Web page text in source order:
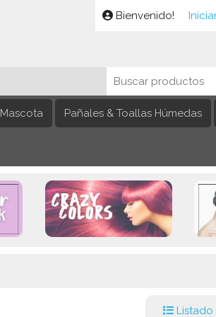
Bienvenido!
Mascota Pañales & Toallas Húmedas
Listado